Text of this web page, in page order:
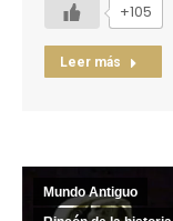
+105
Leer más
Mundo Antiguo